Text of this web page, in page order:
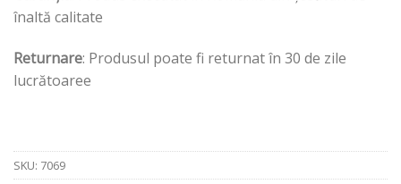
înaltă calitate
Returnare: Produsul poate fi returnat în 30 de zile
lucrătoaree
SKU: 7069